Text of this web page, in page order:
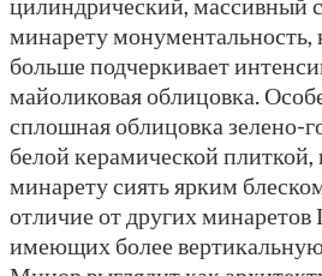
минарету
больше подчеркивает
майоликовая облицовка.
сплошная облицовка зелено-
белой керамической
минарету сиять ярким
отличие от других
имеющих более